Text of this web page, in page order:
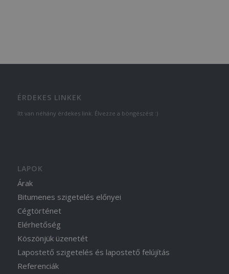
ÉRDEKES LINKEK
Itt van néhány érdekes link. Élvezze a böngészést :)
LAPOK
Árak
Bitumenes szigetelés előnyei
Cégtörténet
Elérhetőség
Köszönjük üzenetét
Lapostető szigetelés és lapostető felújítás
Referenciák